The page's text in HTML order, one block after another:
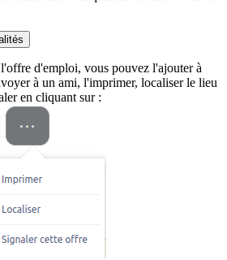
d'emploi, vous pouvez l'ajouter à
à un ami, l'imprimer, localiser le lieu
en cliquant sur :